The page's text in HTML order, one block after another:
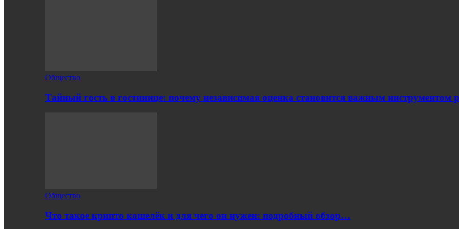
Общество
Тайный гость в гостинице: почему независимая оценка становится важным инструментом
Общество
Что такое крипто кошелёк и для чего он нужен: подробный обзор…